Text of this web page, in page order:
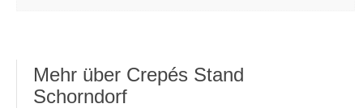
Mehr über Crepés Stand
Schorndorf